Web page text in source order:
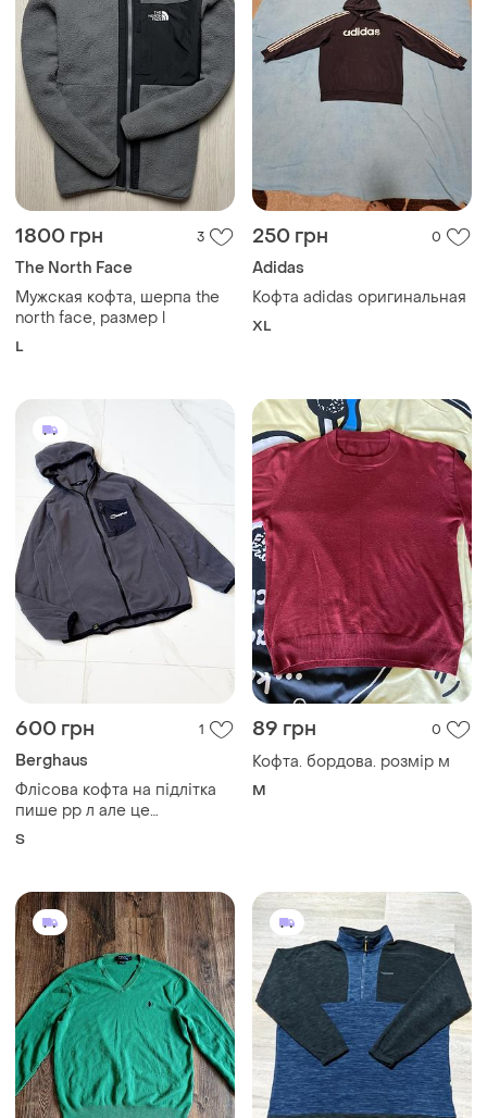
1800 грн 3
The North Face
Мужская кофта, шерпа the
north face, размер l
L
250 грн 0
Adidas
Кофта adidas оригинальная
XL
600 грн 1
Berghaus
Флісова кофта на підлітка
пише рр л але це
підлітковий
S
89 грн 0
Кофта. бордова. розмір м
M